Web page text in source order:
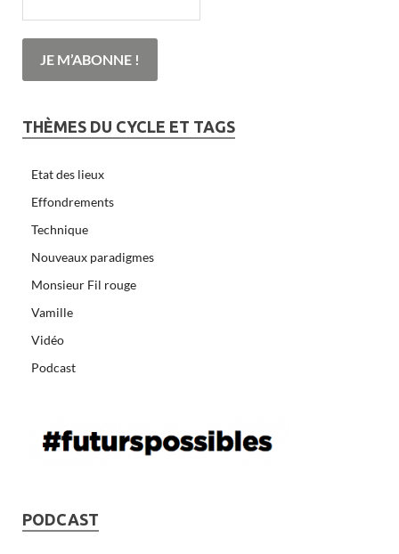
THÈMES DU CYCLE ET TAGS
Etat des lieux
Effondrements
Technique
Nouveaux paradigmes
Monsieur Fil rouge
Vamille
Vidéo
Podcast
PODCAST